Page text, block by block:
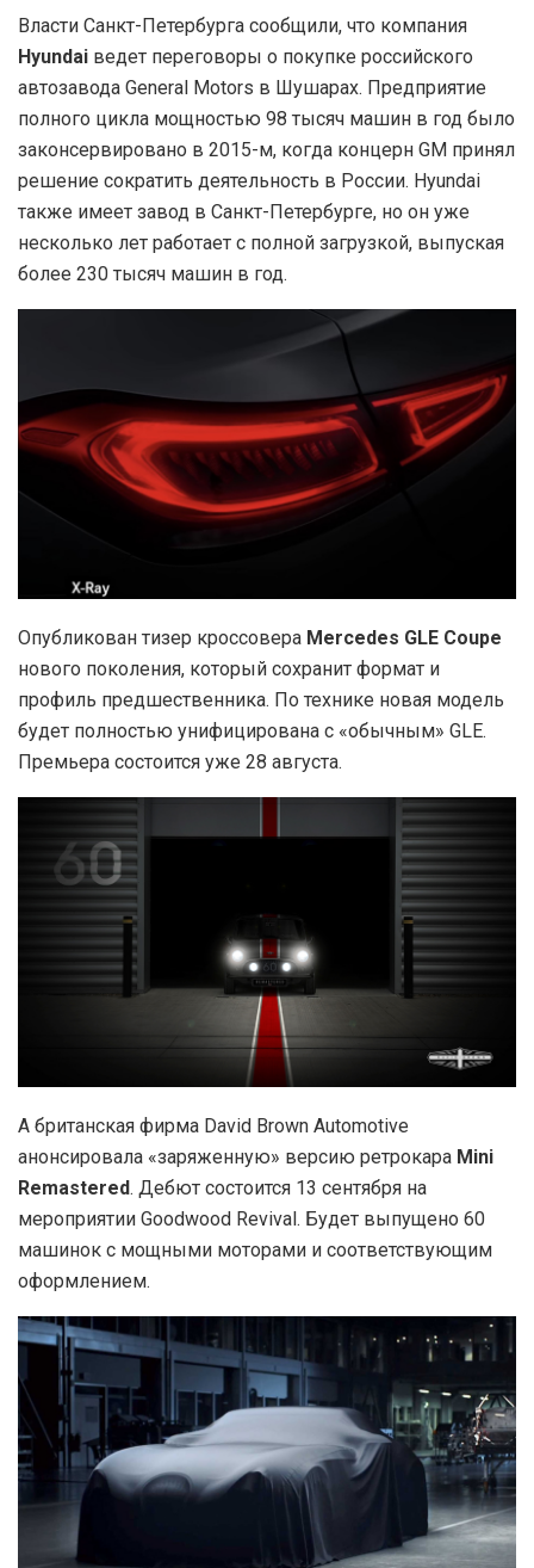
Власти Санкт-Петербурга сообщили, что компания
Hyundai ведет переговоры о покупке российского
автозавода General Motors в Шушарах. Предприятие
полного цикла мощностью 98 тысяч машин в год было
законсервировано в 2015-м, когда концерн GM принял
решение сократить деятельность в России. Hyundai
также имеет завод в Санкт-Петербурге, но он уже
несколько лет работает с полной загрузкой, выпуская
более 230 тысяч машин в год.
Опубликован тизер кроссовера Mercedes GLE Coupe
нового поколения, который сохранит формат и
профиль предшественника. По технике новая модель
будет полностью унифицирована с «обычным» GLE.
Премьера состоится уже 28 августа.
А британская фирма David Brown Automotive
анонсировала «заряженную» версию ретрокара Mini
Remastered. Дебют состоится 13 сентября на
мероприятии Goodwood Revival. Будет выпущено 60
машинок с мощными моторами и соответствующим
оформлением.